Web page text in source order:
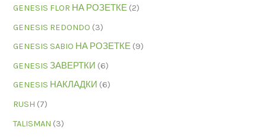
GENESIS FLOR НА РОЗЕТКЕ (2)
GENESIS REDONDO (3)
GENESIS SABIO НА РОЗЕТКЕ (9)
GENESIS ЗАВЕРТКИ (6)
GENESIS НАКЛАДКИ (6)
RUSH (7)
TALISMAN (3)